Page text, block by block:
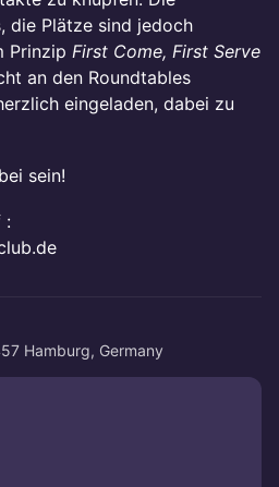
die Plätze sind jedoch
Prinzip First Come, First Serve
an den Roundtables
eingeladen, dabei zu
sein!
:
Hamburg, Germany